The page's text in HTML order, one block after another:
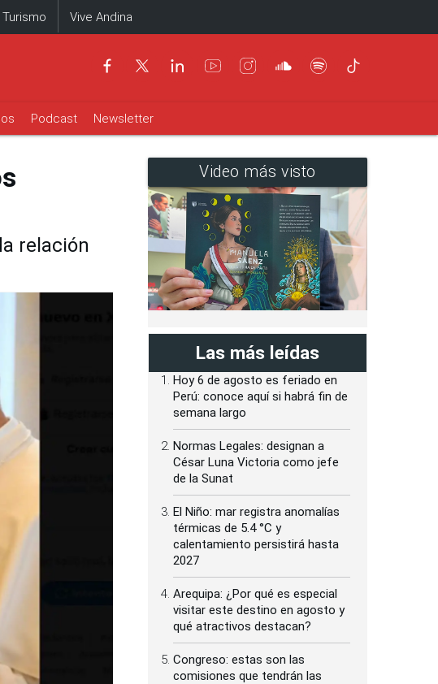
Turismo Vive Andina
Podcast Newsletter
relación
Video más visto
Las más leídas
Hoy 6 de agosto es feriado en
Perú: conoce aquí si habrá fin de
semana largo
Normas Legales: designan a
César Luna Victoria como jefe
de la Sunat
El Niño: mar registra anomalías
térmicas de 5.4 °C y
calentamiento persistirá hasta
2027
Arequipa: ¿Por qué es especial
visitar este destino en agosto y
qué atractivos destacan?
Congreso: estas son las
comisiones que tendrán las